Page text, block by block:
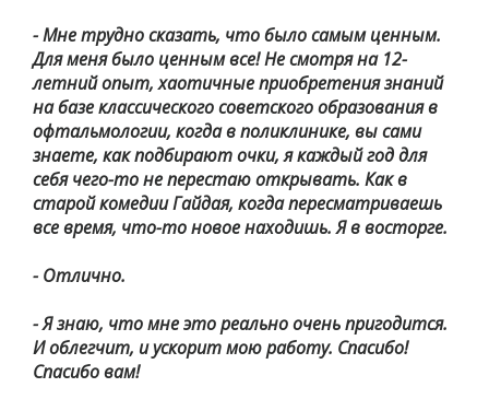
- Мне трудно сказать, что было самым ценным.
Для меня было ценным все! Не смотря на 12-
летний опыт, хаотичные приобретения знаний
на базе классического советского образования в
офтальмологии, когда в поликлинике, вы сами
знаете, как подбирают очки, я каждый год для
себя чего-то не перестаю открывать. Как в
старой комедии Гайдая, когда пересматриваешь
все время, что-то новое находишь. Я в восторге.
- Отлично.
- Я знаю, что мне это реально очень пригодится.
И облегчит, и ускорит мою работу. Спасибо!
Спасибо вам!